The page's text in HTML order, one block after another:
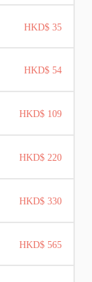
HKD$ 35
HKD$ 54
HKD$ 109
HKD$ 220
HKD$ 330
HKD$ 565